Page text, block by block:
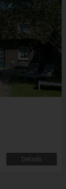
Details